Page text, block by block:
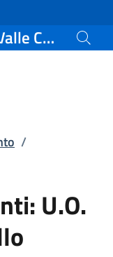
|
Comunità Montana di Valle Camonica
/
U.O.